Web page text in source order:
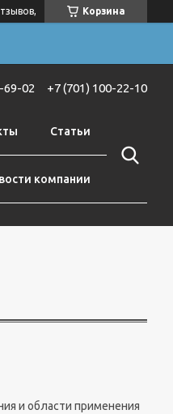
Корзина
69-02 +7 (701) 100-22-10
Статьи
компании
и области применения